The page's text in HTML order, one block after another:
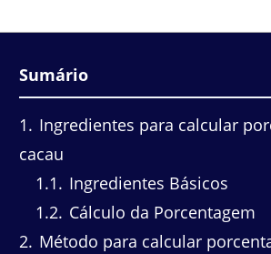
Sumário
1
Ingredientes para calcular
cacau
1.1
Ingredientes Básicos
1.2 Cálculo da Porcentagem
2 Método para calcular